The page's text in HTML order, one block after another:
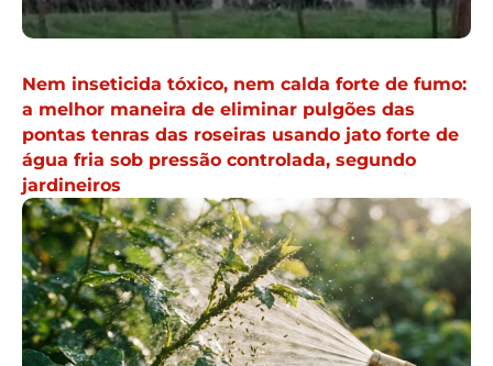
Nem inseticida tóxico, nem calda forte de fumo:
a melhor maneira de eliminar pulgões das
pontas tenras das roseiras usando jato forte de
água fria sob pressão controlada, segundo
jardineiros